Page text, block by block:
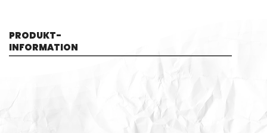
PRODUKT-
INFORMATION